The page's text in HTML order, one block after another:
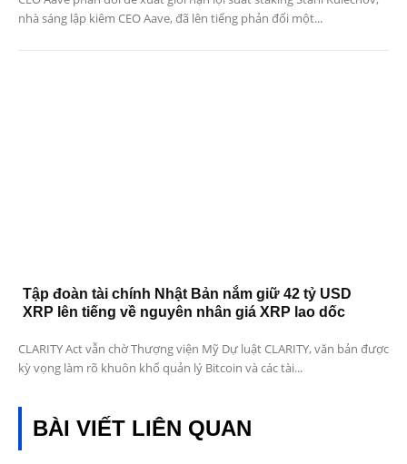
nhà sáng lập kiêm CEO Aave, đã lên tiếng phản đối một...
Tập đoàn tài chính Nhật Bản nắm giữ 42 tỷ USD
XRP lên tiếng về nguyên nhân giá XRP lao dốc
CLARITY Act vẫn chờ Thượng viện Mỹ Dự luật CLARITY, văn bản được
kỳ vọng làm rõ khuôn khổ quản lý Bitcoin và các tài...
BÀI VIẾT LIÊN QUAN